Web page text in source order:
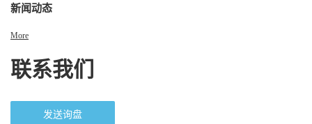
新闻动态
More
联系我们
发送询盘